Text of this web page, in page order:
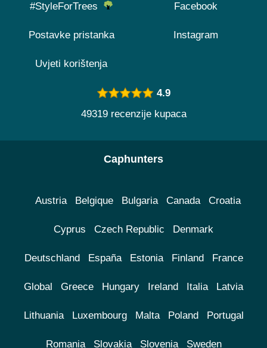
#StyleForTrees
Postavke pristanka
Uvjeti korištenja
Facebook
Instagram
4.9
49319 recenzije kupaca
Caphunters
Austria Belgique Bulgaria Canada Croatia
Cyprus Czech Republic Denmark
Deutschland España Estonia Finland France
Global Greece Hungary Ireland Italia Latvia
Lithuania Luxembourg Malta Poland Portugal
Romania Slovakia Slovenia Sweden